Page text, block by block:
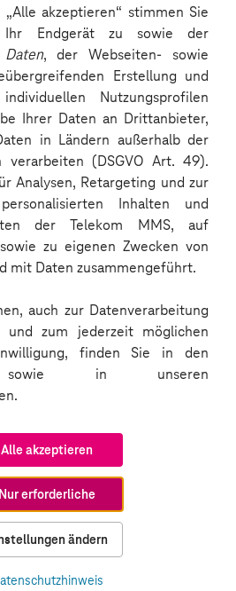
akzeptieren“ stimmen Sie
Endgerät zu sowie der
Daten, der Webseiten- sowie
Erstellung und
Nutzungsprofilen
Ihrer Daten an Drittanbieter,
in Ländern außerhalb der
verarbeiten (DSGVO Art. 49).
Analysen, Retargeting und zur
Inhalten und
der Telekom MMS, auf
zu eigenen Zwecken von
mit Daten zusammengeführt.
auch zur Datenverarbeitung
und zum jederzeit möglichen
finden Sie in den
sowie in unseren
Alle akzeptieren
Nur erforderliche
ändern
unsere
eine Auswahl: